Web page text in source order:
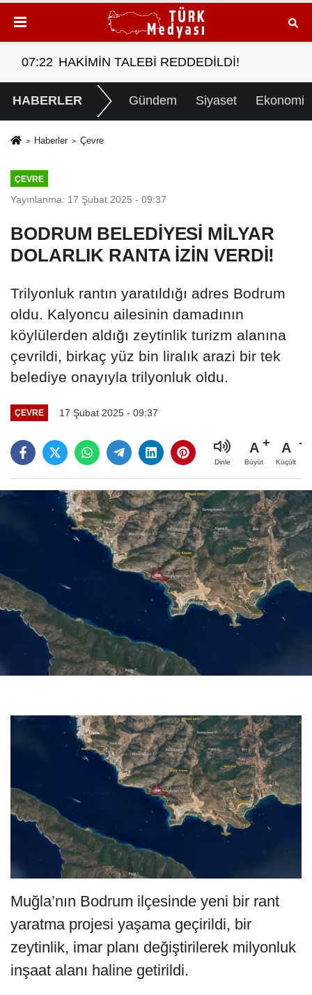
07:22 HAKİMİN TALEBİ REDDEDİLDİ!
HABERLER Gündem Siyaset Ekonomi
Haberler Çevre
ÇEVRE
Yayınlanma: 17 Şubat 2025 - 09:37
BODRUM BELEDİYESİ MİLYAR
DOLARLIK RANTA İZİN VERDİ!
Trilyonluk rantın yaratıldığı adres Bodrum
oldu. Kalyoncu ailesinin damadının
köylülerden aldığı zeytinlik turizm alanına
çevrildi, birkaç yüz bin liralık arazi bir tek
belediye onayıyla trilyonluk oldu.
ÇEVRE 17 Şubat 2025 - 09:37
Dinle
A
Büyüt
A
Küçült
Muğla’nın Bodrum ilçesinde yeni bir rant
yaratma projesi yaşama geçirildi, bir
zeytinlik, imar planı değiştirilerek milyonluk
inşaat alanı haline getirildi.